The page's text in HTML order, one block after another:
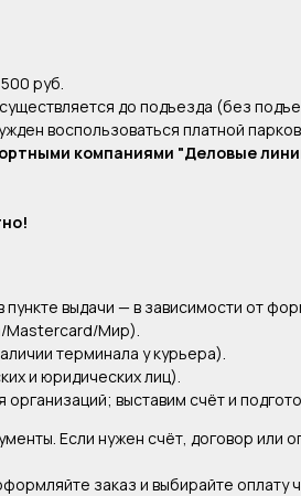
руб.
до подъезда (без
воспользоваться платной
компаниями "Деловые
выдачи — в зависимости от
Mastercard/Мир).
терминала у курьера).
и юридических лиц).
выставим счёт и
Если нужен счёт, договор
заказ и выбирайте оплату